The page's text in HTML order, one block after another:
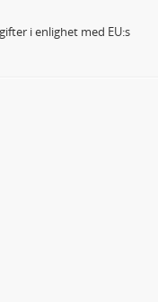
i enlighet med EU:s